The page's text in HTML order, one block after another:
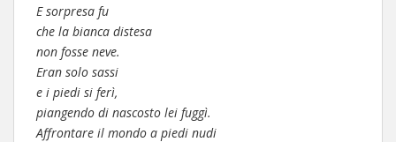
E sorpresa fu
che la bianca distesa
non fosse neve.
Eran solo sassi
e i piedi si ferì,
piangendo di nascosto lei fuggì.
Affrontare il mondo a piedi nudi